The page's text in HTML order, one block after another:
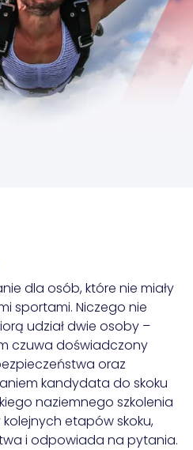
dla osób, które nie miały
sportami. Niczego nie
udział dwie osoby –
czuwa doświadczony
oraz
kandydata do skoku
naziemnego szkolenia
etapów skoku,
i odpowiada na pytania.